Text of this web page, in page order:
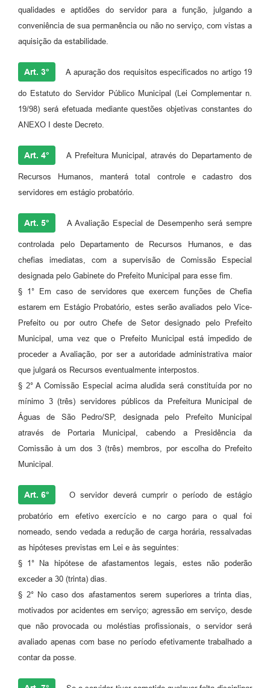
qualidades e aptidões do servidor para a função, julgando a
conveniência de sua permanência ou não no serviço, com vistas a
aquisição da estabilidade.
Art. 3° A apuração dos requisitos especificados no artigo 19
do Estatuto do Servidor Público Municipal (Lei Complementar n.
19/98) será efetuada mediante questões objetivas constantes do
ANEXO I deste Decreto.
Art. 4° A Prefeitura Municipal, através do Departamento de
Recursos Humanos, manterá total controle e cadastro dos
servidores em estágio probatório.
Art. 5° A Avaliação Especial de Desempenho será sempre
controlada pelo Departamento de Recursos Humanos, e das
chefias imediatas, com a supervisão de Comissão Especial
designada pelo Gabinete do Prefeito Municipal para esse fim.
§ 1° Em caso de servidores que exercem funções de Chefia
estarem em Estágio Probatório, estes serão avaliados pelo Vice-
Prefeito ou por outro Chefe de Setor designado pelo Prefeito
Municipal, uma vez que o Prefeito Municipal está impedido de
proceder a Avaliação, por ser a autoridade administrativa maior
que julgará os Recursos eventualmente interpostos.
§ 2° A Comissão Especial acima aludida será constituída por no
mínimo 3 (três) servidores públicos da Prefeitura Municipal de
Águas de São Pedro/SP, designada pelo Prefeito Municipal
através de Portaria Municipal, cabendo a Presidência da
Comissão à um dos 3 (três) membros, por escolha do Prefeito
Municipal.
Art. 6° O servidor deverá cumprir o período de estágio
probatório em efetivo exercício e no cargo para o qual foi
nomeado, sendo vedada a redução de carga horária, ressalvadas
as hipóteses previstas em Lei e às seguintes:
§ 1° Na hipótese de afastamentos legais, estes não poderão
exceder a 30 (trinta) dias.
§ 2° No caso dos afastamentos serem superiores a trinta dias,
motivados por acidentes em serviço; agressão em serviço, desde
que não provocada ou moléstias profissionais, o servidor será
avaliado apenas com base no período efetivamente trabalhado a
contar da posse.